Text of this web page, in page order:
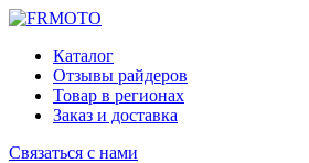
Каталог
Отзывы райдеров
Товар в регионах
Заказ и доставка
Связаться с нами